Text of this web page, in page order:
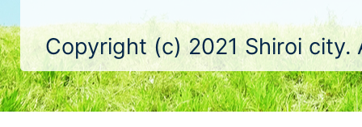
Copyright (c) 2021 Shiroi city.